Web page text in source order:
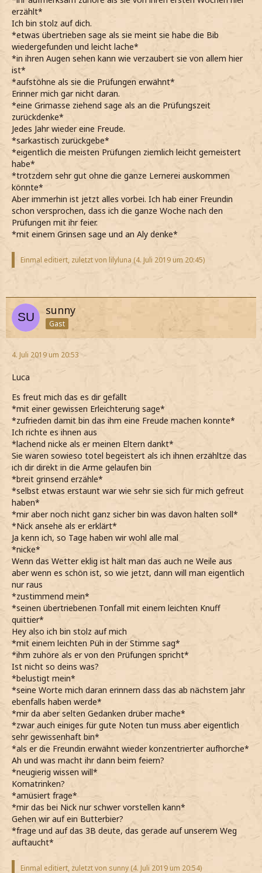
erzählt*
Ich bin stolz auf dich.
*etwas übertrieben sage als sie meint sie habe die Bib
wiedergefunden und leicht lache*
*in ihren Augen sehen kann wie verzaubert sie von allem hier
ist*
*aufstöhne als sie die Prüfungen erwähnt*
Erinner mich gar nicht daran.
*eine Grimasse ziehend sage als an die Prüfungszeit
zurückdenke*
Jedes Jahr wieder eine Freude.
*sarkastisch zurückgebe*
*eigentlich die meisten Prüfungen ziemlich leicht gemeistert
habe*
*trotzdem sehr gut ohne die ganze Lernerei auskommen
könnte*
Aber immerhin ist jetzt alles vorbei. Ich hab einer Freundin
schon versprochen, dass ich die ganze Woche nach den
Prüfungen mit ihr feier.
*mit einem Grinsen sage und an Aly denke*
Einmal editiert, zuletzt von lilyluna (4. Juli 2019 um 20:45)
sunny
Gast
4. Juli 2019 um 20:53
Luca
Es freut mich das es dir gefällt
*mit einer gewissen Erleichterung sage*
*zufrieden damit bin das ihm eine Freude machen konnte*
Ich richte es ihnen aus
*lachend nicke als er meinen Eltern dankt*
Sie waren sowieso totel begeistert als ich ihnen erzähltze das
ich dir direkt in die Arme gelaufen bin
*breit grinsend erzähle*
*selbst etwas erstaunt war wie sehr sie sich für mich gefreut
haben*
*mir aber noch nicht ganz sicher bin was davon halten soll*
*Nick ansehe als er erklärt*
Ja kenn ich, so Tage haben wir wohl alle mal
*nicke*
Wenn das Wetter eklig ist hält man das auch ne Weile aus
aber wenn es schön ist, so wie jetzt, dann will man eigentlich
nur raus
*zustimmend mein*
*seinen übertriebenen Tonfall mit einem leichten Knuff
quittier*
Hey also ich bin stolz auf mich
*mit einem leichten Püh in der Stimme sag*
*ihm zuhöre als er von den Prüfungen spricht*
Ist nicht so deins was?
*belustigt mein*
*seine Worte mich daran erinnern dass das ab nächstem Jahr
ebenfalls haben werde*
*mir da aber selten Gedanken drüber mache*
*zwar auch einiges für gute Noten tun muss aber eigentlich
sehr gewissenhaft bin*
*als er die Freundin erwähnt wieder konzentrierter aufhorche*
Ah und was macht ihr dann beim feiern?
*neugierig wissen will*
Komatrinken?
*amüsiert frage*
*mir das bei Nick nur schwer vorstellen kann*
Gehen wir auf ein Butterbier?
*frage und auf das 3B deute, das gerade auf unserem Weg
auftaucht*
Einmal editiert, zuletzt von sunny (4. Juli 2019 um 20:54)